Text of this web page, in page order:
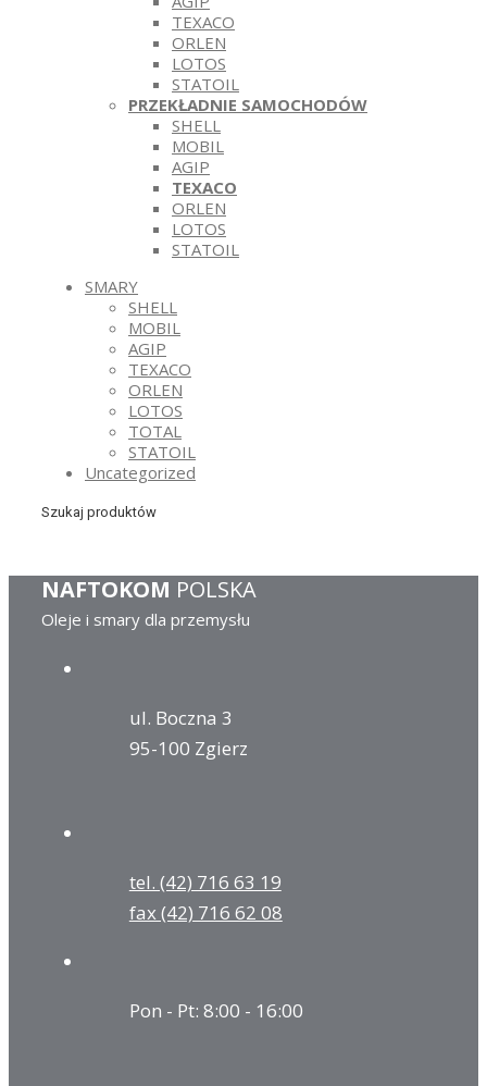
TEXACO
ORLEN
LOTOS
STATOIL
PRZEKŁADNIE SAMOCHODÓW
SHELL
MOBIL
AGIP
TEXACO
ORLEN
LOTOS
STATOIL
SMARY
SHELL
MOBIL
AGIP
TEXACO
ORLEN
LOTOS
TOTAL
STATOIL
Uncategorized
Szukaj produktów
NAFTOKOM POLSKA
Oleje i smary dla przemysłu
ul. Boczna 3
95-100 Zgierz
tel. (42) 716 63 19
fax (42) 716 62 08
Pon - Pt: 8:00 - 16:00